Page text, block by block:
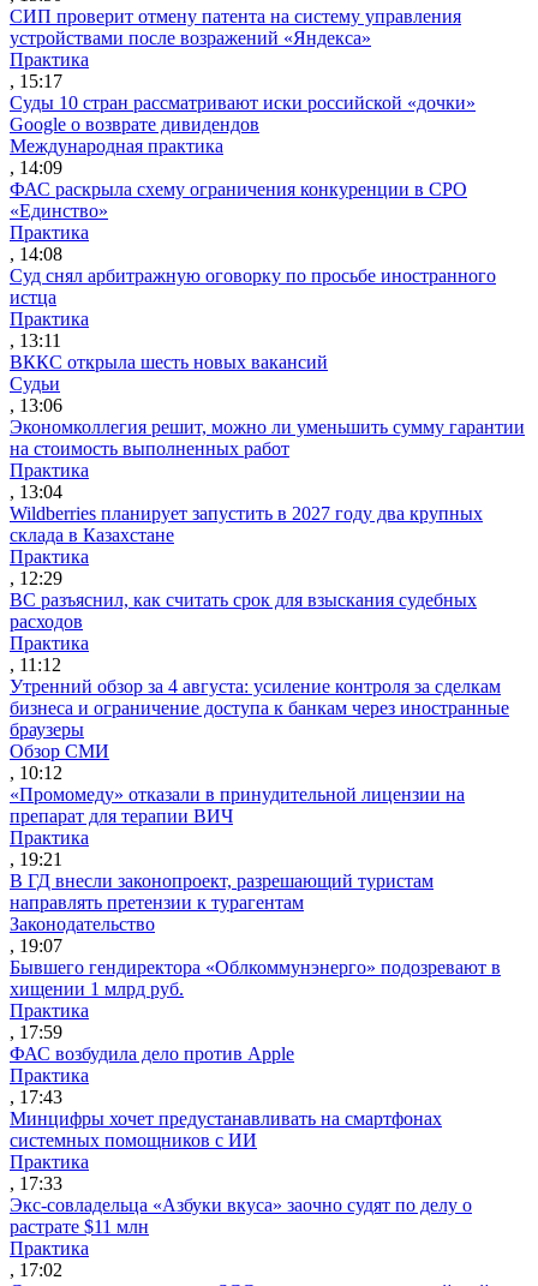
СИП проверит отмену патента на систему управления
устройствами после возражений «Яндекса»
Практика
, 15:17
Суды 10 стран рассматривают иски российской «дочки»
Google о возврате дивидендов
Международная практика
, 14:09
ФАС раскрыла схему ограничения конкуренции в СРО
«Единство»
Практика
, 14:08
Суд снял арбитражную оговорку по просьбе иностранного
истца
Практика
, 13:11
ВККС открыла шесть новых вакансий
Судьи
, 13:06
Экономколлегия решит, можно ли уменьшить сумму гарантии
на стоимость выполненных работ
Практика
, 13:04
Wildberries планирует запустить в 2027 году два крупных
склада в Казахстане
Практика
, 12:29
ВС разъяснил, как считать срок для взыскания судебных
расходов
Практика
, 11:12
Утренний обзор за 4 августа: усиление контроля за сделкам
бизнеса и ограничение доступа к банкам через иностранные
браузеры
Обзор СМИ
, 10:12
«Промомеду» отказали в принудительной лицензии на
препарат для терапии ВИЧ
Практика
, 19:21
В ГД внесли законопроект, разрешающий туристам
направлять претензии к турагентам
Законодательство
, 19:07
Бывшего гендиректора «Облкоммунэнерго» подозревают в
хищении 1 млрд руб.
Практика
, 17:59
ФАС возбудила дело против Apple
Практика
, 17:43
Минцифры хочет предустанавливать на смартфонах
системных помощников с ИИ
Практика
, 17:33
Экс-совладельца «Азбуки вкуса» заочно судят по делу о
растрате $11 млн
Практика
, 17:02